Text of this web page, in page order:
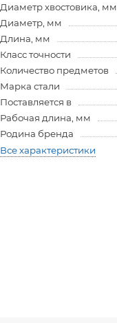
Диаметр хвостовика, мм
Диаметр, мм
Длина, мм
Класс точности
Количество предметов
Марка стали
Поставляется в
Рабочая длина, мм
Родина бренда
Все характеристики